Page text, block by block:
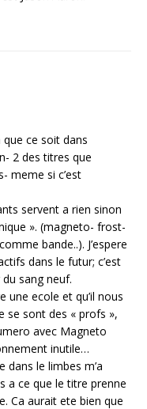
ce soit dans
2 des titres que
meme si c’est
servent a rien sinon
». (magneto- frost-
bande..). J’espere
dans le futur; c’est
sang neuf.
une ecole et qu’il nous
se sont des « profs »,
avec Magneto
inutile…
dans le limbes m’a
a ce que le titre prenne
Ca aurait ete bien que